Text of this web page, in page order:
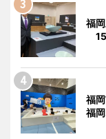
福
福
福